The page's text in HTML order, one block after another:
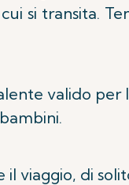
si transita.
valido
viaggio, di